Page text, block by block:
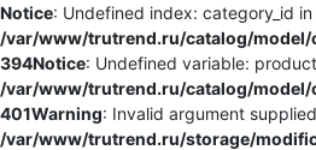
Notice: Undefined index: category_id in
/var/www/trutrend.ru/catalog/
394Notice: Undefined variable:
/var/www/trutrend.ru/catalog/
401Warning: Invalid argument
/var/www/trutrend.ru/storage/